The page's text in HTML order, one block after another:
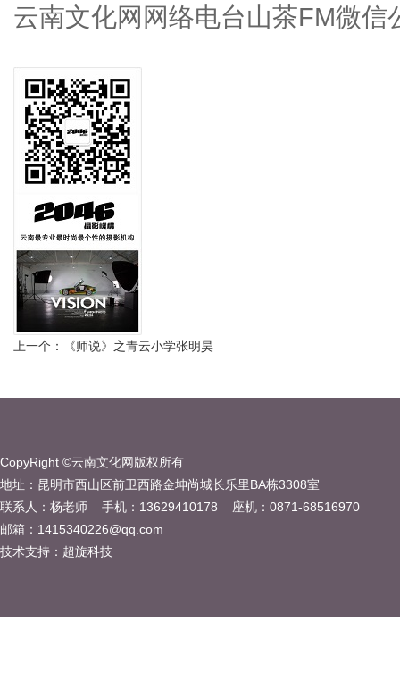
云南文化网网络电台山茶FM微
上一个：《师说》之青云小学张明昊
CopyRight ©云南文化网版权所有
地址：昆明市西山区前卫西路金坤尚城长乐里BA栋3308室
联系人：杨老师 手机：13629410178 座机：0871-68516970
邮箱：1415340226@qq.com
技术支持： 超旋科技